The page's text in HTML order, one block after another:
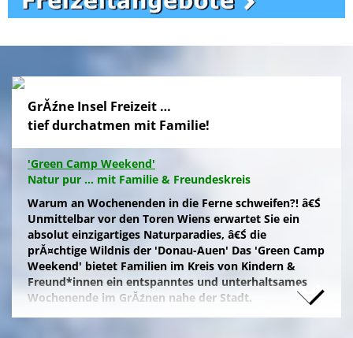
GrĂźne Insel Freizeit …
tief durchatmen mit Familie!
'Green Camp Weekend'
Natur pur ... mit Familie & Freundeskreis
Warum an Wochenenden in die Ferne schweifen?! â€Ś
Unmittelbar vor den Toren Wiens erwartet Sie ein
absolut einzigartiges Naturparadies, â€Ś die
prĂ¤chtige Wildnis der 'Donau-Auen' Das 'Green Camp
Weekend' bietet Familien im Kreis von Kindern &
Freund*innen ein entspanntes und unterhaltsames
Wochenende im GrĂźnen nahe der Stadt.
Naturfreunde, die lange Anfahrten meiden und zum